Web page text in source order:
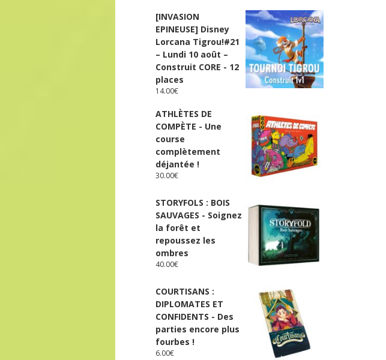
[INVASION
EPINEUSE] Disney
Lorcana Tigrou!#21
– Lundi 10 août –
Construit CORE - 12
places
14.00€
ATHLÈTES DE
COMPÈTE - Une
course
complètement
déjantée !
30.00€
STORYFOLS : BOIS
SAUVAGES - Soignez
la forêt et
repoussez les
ombres
40.00€
COURTISANS :
DIPLOMATES ET
CONFIDENTS - Des
parties encore plus
fourbes !
6.00€